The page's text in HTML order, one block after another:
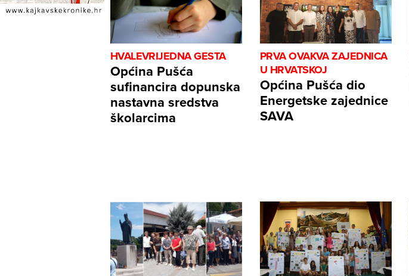
HVALEVRIJEDNA GESTA
Općina Pušća
sufinancira dopunska
nastavna sredstva
školarcima
PRVA OVAKVA ZAJEDNICA
U HRVATSKOJ
Općina Pušća dio
Energetske zajednice
SAVA